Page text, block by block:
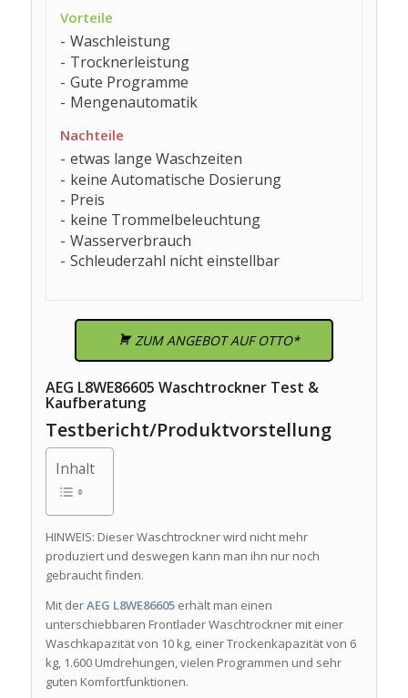
Vorteile
Waschleistung
Trocknerleistung
Gute Programme
Mengenautomatik
Nachteile
etwas lange Waschzeiten
keine Automatische Dosierung
Preis
keine Trommelbeleuchtung
Wasserverbrauch
Schleuderzahl nicht einstellbar
ZUM ANGEBOT AUF OTTO*
AEG L8WE86605 Waschtrockner Test &
Kaufberatung
Testbericht/Produktvorstellung
Inhalt
HINWEIS: Dieser Waschtrockner wird nicht mehr
produziert und deswegen kann man ihn nur noch
gebraucht finden.
Mit derAEG L8WE86605erhält man einen
unterschiebbaren Frontlader Waschtrockner mit einer
Waschkapazität von 10 kg, einer Trockenkapazität von 6
kg, 1.600 Umdrehungen, vielen Programmen und sehr
guten Komfortfunktionen.